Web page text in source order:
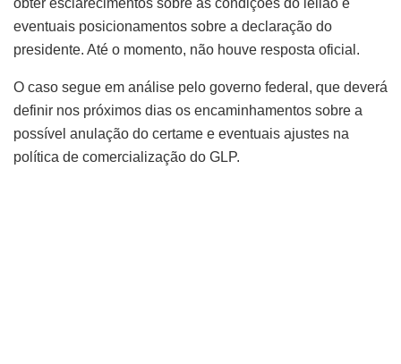
eventuais posicionamentos sobre a declaração do
presidente. Até o momento, não houve resposta oficial.
O caso segue em análise pelo governo federal, que deverá
definir nos próximos dias os encaminhamentos sobre a
possível anulação do certame e eventuais ajustes na
política de comercialização do GLP.